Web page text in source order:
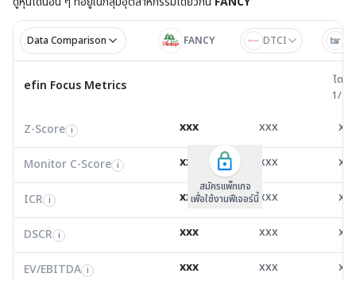
Data Comparison FANCY DTCI
efin Focus Metrics ไตรมาส
Z-Score i 3.25 3.28
-
Monitor C-Score
0.00 0.00
ICR i -200.72 -33.74
-
DSCR
EV/EBITDA
-2.16 1,144.04
-
FCF Yield i 0.00 0.00
-
efin Focus Metrics
ไตรม
1/
Z-Score i
Monitor C-Score i
ICR i
DSCR i
สมัครแพ็คเกจ B
เพื่อใช้งานฟีเจอร์นี้
EV/EBITDA
FCF Yield i
FCF/Net Income
Net Debt/EBITDA
ROIC i
สมัครแพ็คเกจ B
เพื่อใช้งานฟีเจอร์นี้
Z-Score i xxx xxx
Monitor C-Score i xxx xxx
ICR i xxx xxx
DSCR i xxx xxx
สมัครแพ็กเกจ
เพื่อใช้งานฟีเจอร์นี้
EV/EBITDA i xxx xxx